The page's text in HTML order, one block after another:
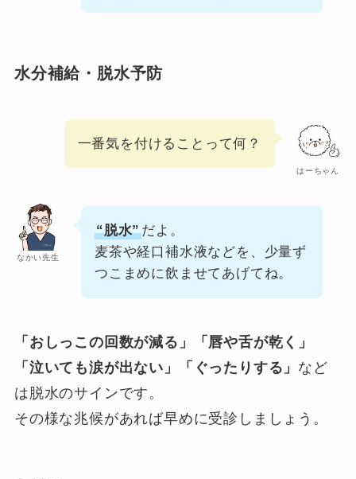
水分補給・脱水予防
はーちゃん
一番気を付けることって何？
なかい先生
“脱水”だよ。
麦茶や経口補水液などを、少量ず
つこまめに飲ませてあげてね。
「おしっこの回数が減る」「唇や舌が乾く」
「泣いても涙が出ない」「ぐったりする」 など
は脱水のサインです。
その様な兆候があれば早めに受診しましょう。